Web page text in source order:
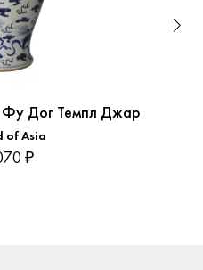
Фу Дог Темпл Джар
of Asia
₽